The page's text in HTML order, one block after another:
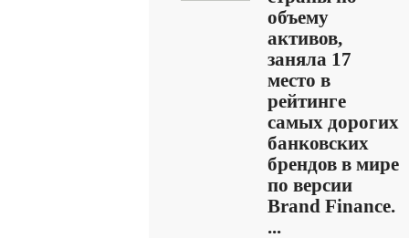
объему
активов,
заняла 17
место в
рейтинге
самых дорогих
банковских
брендов в мире
по версии
Brand Finance.
...